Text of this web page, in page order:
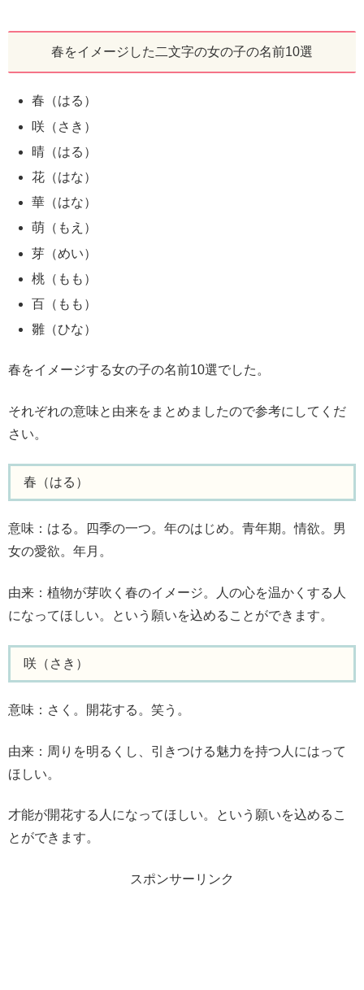
春をイメージした二文字の女の子の名前10選
春（はる）
咲（さき）
晴（はる）
花（はな）
華（はな）
萌（もえ）
芽（めい）
桃（もも）
百（もも）
雛（ひな）
春をイメージする女の子の名前10選でした。
それぞれの意味と由来をまとめましたので参考にしてくだ
さい。
春（はる）
意味：はる。四季の一つ。年のはじめ。青年期。情欲。男
女の愛欲。年月。
由来：植物が芽吹く春のイメージ。人の心を温かくする人
になってほしい。という願いを込めることができます。
咲（さき）
意味：さく。開花する。笑う。
由来：周りを明るくし、引きつける魅力を持つ人にはって
ほしい。
才能が開花する人になってほしい。という願いを込めるこ
とができます。
スポンサーリンク